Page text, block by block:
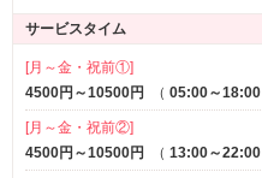
サービスタイム
[月～金・祝前①]
4500円～10500円
（ 05:00～18:00
[月～金・祝前②]
4500円～10500円
（ 13:00～22:00